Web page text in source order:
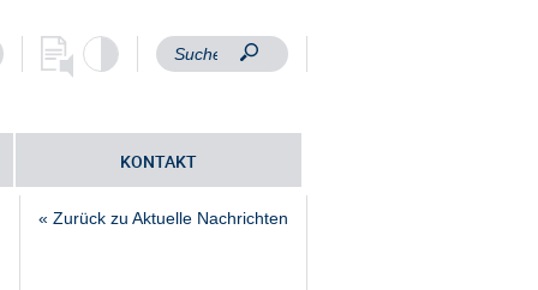
KONTAKT
« Zurück zu Aktuelle Nachrichten